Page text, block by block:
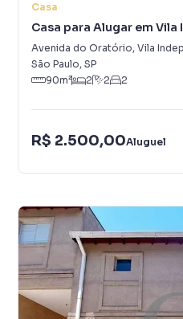
Casa
Casa para Alugar em
Avenida do Oratório, Vila
São Paulo, SP
90m² 2 2 2
R$ 2.500,00Aluguel